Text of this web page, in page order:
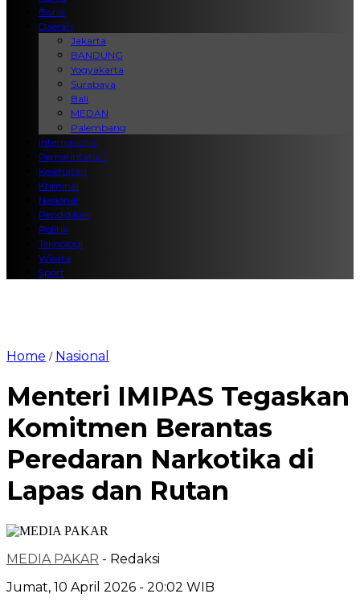
Bisnis
Daerah
Jakarta
BANDUNG
Yogyakarta
Surabaya
Bali
MEDAN
Palembang
Internasional
Pemerintahan
Kesehatan
Kriminal
Nasional
Pendidikan
Politik
Teknologi
Wisata
Sport
Home / Nasional
Menteri IMIPAS Tegaskan
Komitmen Berantas
Peredaran Narkotika di
Lapas dan Rutan
MEDIA PAKAR - Redaksi
Jumat, 10 April 2026 - 20:02 WIB